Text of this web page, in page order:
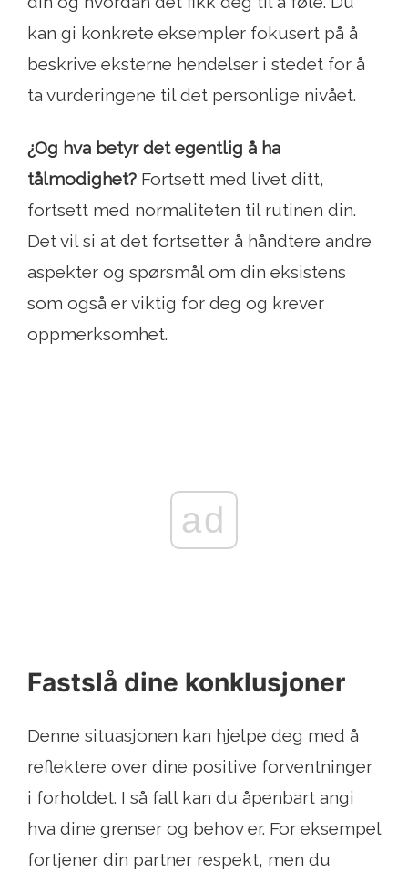
kan gi konkrete eksempler fokusert på å
beskrive eksterne hendelser i stedet for å
ta vurderingene til det personlige nivået.
¿Og hva betyr det egentlig å ha
tålmodighet? Fortsett med livet ditt,
fortsett med normaliteten til rutinen din.
Det vil si at det fortsetter å håndtere andre
aspekter og spørsmål om din eksistens
som også er viktig for deg og krever
oppmerksomhet.
ad
Fastslå dine konklusjoner
Denne situasjonen kan hjelpe deg med å
reflektere over dine positive forventninger
i forholdet. I så fall kan du åpenbart angi
hva dine grenser og behov er. For eksempel
fortjener din partner respekt, men du